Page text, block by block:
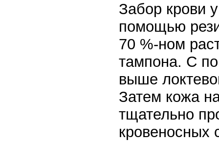
Забор крови
помощью
70 %-ном
тампона. С
выше
Затем кожа
тщательно
кровеносных